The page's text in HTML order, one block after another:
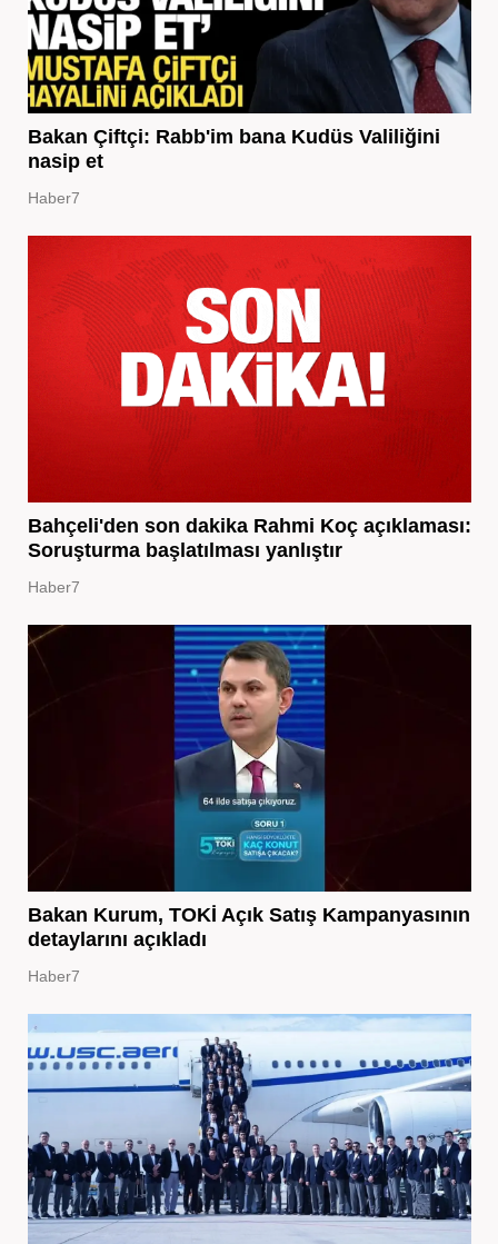
Bakan Çiftçi: Rabb'im bana Kudüs Valiliğini
nasip et
Haber7
Bahçeli'den son dakika Rahmi Koç açıklaması:
Soruşturma başlatılması yanlıştır
Haber7
Bakan Kurum, TOKİ Açık Satış Kampanyasının
detaylarını açıkladı
Haber7